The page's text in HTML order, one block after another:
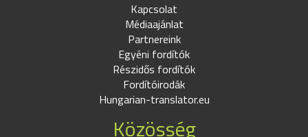
Kapcsolat
Médiaajánlat
Partnereink
Egyéni fordítók
Részidős fordítók
Fordítóirodák
Hungarian-translator.eu
Közösség